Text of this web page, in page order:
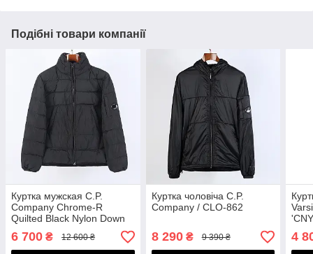
Подібні товари компанії
Куртка мужская C.P.
Company Chrome-R
Quilted Black Nylon Down
6 700 ₴ 12 600 ₴
Куртка чоловіча C.P.
Company / CLO-862
8 290₴ 9 390 ₴ 4